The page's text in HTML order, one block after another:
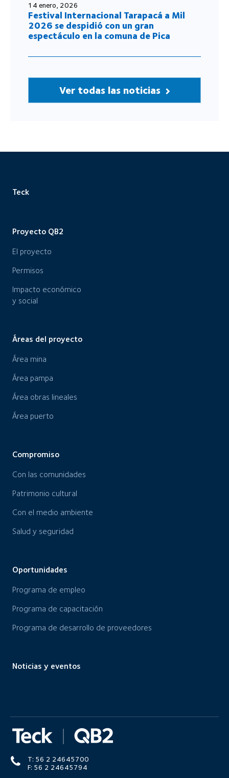
14 enero, 2026
Festival Internacional Tarapacá a Mil
2026 se despidió con un gran
espectáculo en la comuna de Pica
Ver todas las noticias
Teck
Proyecto QB2
El proyecto
Permisos
Impacto económico
y social
Áreas del proyecto
Área mina
Área pampa
Área obras lineales
Área puerto
Compromiso
Con las comunidades
Patrimonio cultural
Con el medio ambiente
Salud y seguridad
Oportunidades
Programa de empleo
Programa de capacitación
Programa de desarrollo de proveedores
Noticias y eventos
T: 56 2 24645700
F: 56 2 24645794